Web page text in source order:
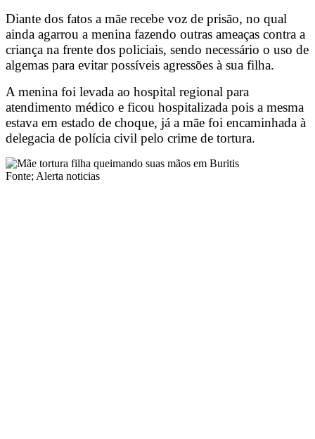
Diante dos fatos a mãe recebe voz de prisão, no qual
ainda agarrou a menina fazendo outras ameaças contra a
criança na frente dos policiais, sendo necessário o uso de
algemas para evitar possíveis agressões à sua filha.
A menina foi levada ao hospital regional para
atendimento médico e ficou hospitalizada pois a mesma
estava em estado de choque, já a mãe foi encaminhada à
delegacia de polícia civil pelo crime de tortura.
Fonte; Alerta noticias